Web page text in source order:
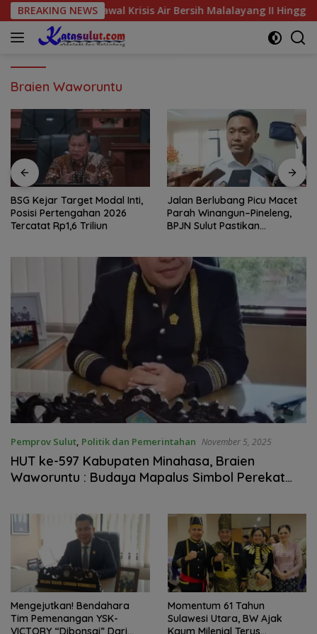
Langsung
ke
konten
BREAKING NEWS
Kawal Krisis Air Bersih Malalayang II Hingga Perbaikan
Braien Waworuntu
BSG Kejar Target Modal Inti,
Posisi Pertengahan 2026
Tercatat Rp1,6 Triliun
Jalan Berlubang Picu Macet
Parah Winangun–Pineleng,
BPJN Sulut Pastikan
Pemprov Sulut, Politik dan Pemerintahan November 5, 2025
HUT ke-597 Kabupaten Minahasa, Braien
Waworuntu : Budaya Mapalus Simbol Perekat
Mengejutkan! Bendahara
Tim Pemenangan YSK-
VICTORY “Dibonsai” Dari
Momentum 61 Tahun
Sulawesi Utara, BW Ajak
Kaum Milenial Terus